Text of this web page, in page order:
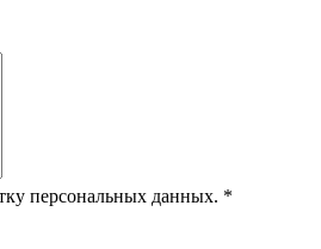
персональных данных. *